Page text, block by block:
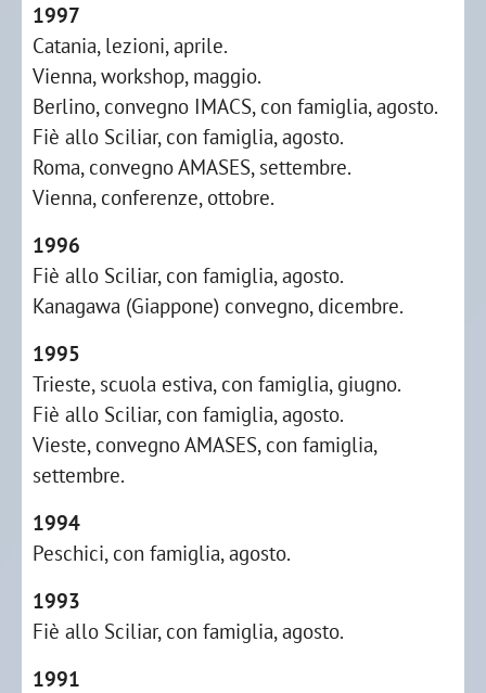
1997
Catania, lezioni, aprile.
Vienna, workshop, maggio.
Berlino, convegno IMACS, con famiglia, agosto.
Fiè allo Sciliar, con famiglia, agosto.
Roma, convegno AMASES, settembre.
Vienna, conferenze, ottobre.
1996
Fiè allo Sciliar, con famiglia, agosto.
Kanagawa (Giappone) convegno, dicembre.
1995
Trieste, scuola estiva, con famiglia, giugno.
Fiè allo Sciliar, con famiglia, agosto.
Vieste, convegno AMASES, con famiglia,
settembre.
1994
Peschici, con famiglia, agosto.
1993
Fiè allo Sciliar, con famiglia, agosto.
1991